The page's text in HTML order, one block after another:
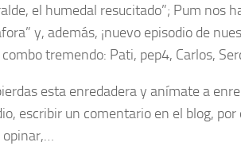
el humedal resucitado”; Pum nos
y, además, ¡nuevo episodio de
tremendo: Pati, pep4, Carlos,
esta enredadera y anímate a
escribir un comentario en el blog,
opinar,…